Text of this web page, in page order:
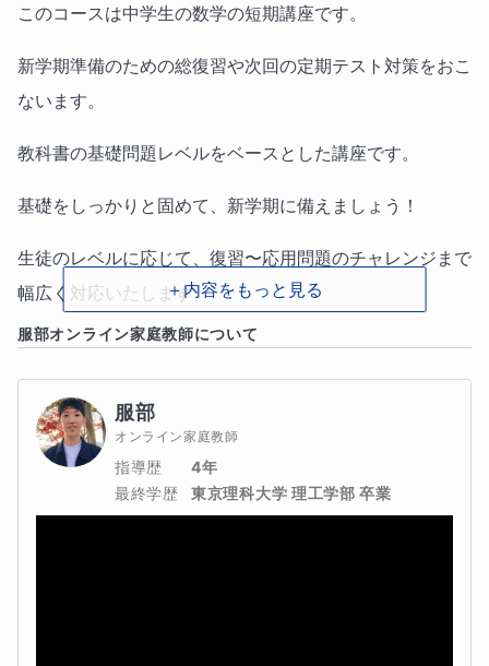
このコースは中学生の数学の短期講座です。
新学期準備のための総復習や次回の定期テスト対策をおこ
ないます。
教科書の基礎問題レベルをベースとした講座です。
基礎をしっかりと固めて、新学期に備えましょう！
生徒のレベルに応じて、復習〜応用問題のチャレンジまで
幅広く対応いたします。
「学校の授業を予習したい」や「春休みの宿題のサポート
をしてほしい」などの要望にも対応いたします。
【こんな生徒におすすめ！！】
＋内容をもっと見る
服部オンライン家庭教師について
服部
オンライン家庭教師
指導歴
4年
最終学歴
東京理科大学 理工学部 卒業